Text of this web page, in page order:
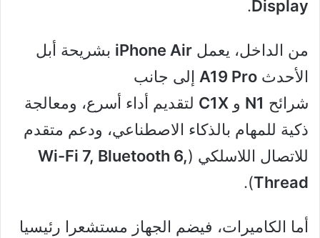
Display
.
من الداخل، يعمل iPhone Air بشريحة أبل
الأحدث A19 Pro إلى جانب
شرائح N1 و C1X لتقديم أداء أسرع، ومعالجة
ذكية للمهام بالذكاء الاصطناعي، ودعم متقدم
للاتصال اللاسلكي (Wi-Fi 7, Bluetooth 6,
Thread
).
أما الكاميرات، فيضم الجهاز مستشعرا رئيسيا